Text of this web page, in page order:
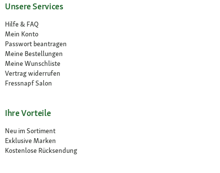
Unsere Services
Hilfe & FAQ
Mein Konto
Passwort beantragen
Meine Bestellungen
Meine Wunschliste
Vertrag widerrufen
Fressnapf Salon
Ihre Vorteile
Neu im Sortiment
Exklusive Marken
Kostenlose Rücksendung